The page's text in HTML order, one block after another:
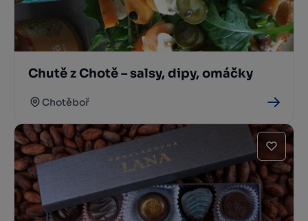
Chutě z Chotě – salsy, dipy, omáčky
Chotěboř